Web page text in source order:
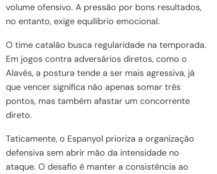
volume ofensivo. A pressão por bons resultados,
no entanto, exige equilíbrio emocional.
O time catalão busca regularidade na temporada.
Em jogos contra adversários diretos, como o
Alavés, a postura tende a ser mais agressiva, já
que vencer significa não apenas somar três
pontos, mas também afastar um concorrente
direto.
Taticamente, o Espanyol prioriza a organização
defensiva sem abrir mão da intensidade no
ataque. O desafio é manter a consistência ao